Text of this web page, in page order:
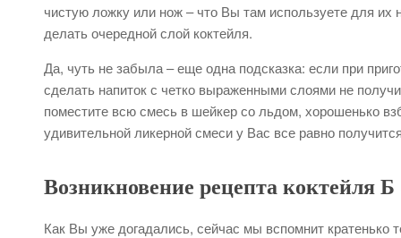
чистую ложку или нож – что Вы там используете для их
делать очередной слой коктейля.
Да, чуть не забыла – еще одна подсказка: если при
сделать напиток с четко выраженными слоями не
поместите всю смесь в шейкер со льдом, хорошенько
удивительной ликерной смеси у Вас все равно
Возникновение рецепта коктейля Б
Как Вы уже догадались, сейчас мы вспомнит кратенько